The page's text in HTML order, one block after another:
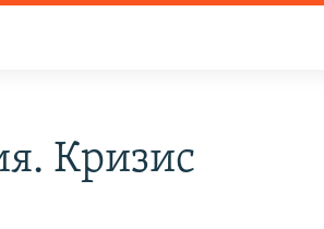
Кризис